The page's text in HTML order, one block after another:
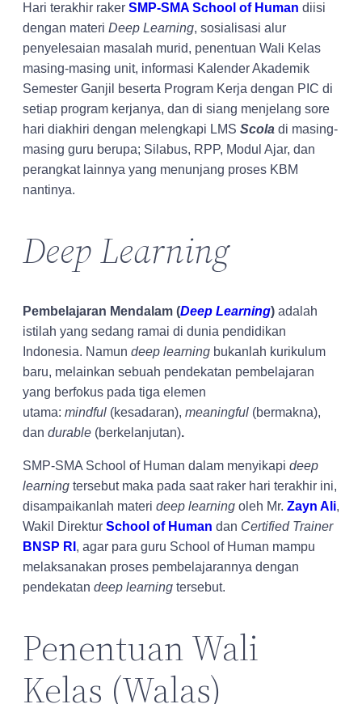
Hari terakhir raker SMP-SMA School of Human diisi
dengan materi Deep Learning, sosialisasi alur
penyelesaian masalah murid, penentuan Wali Kelas
masing-masing unit, informasi Kalender Akademik
Semester Ganjil beserta Program Kerja dengan PIC di
setiap program kerjanya, dan di siang menjelang sore
hari diakhiri dengan melengkapi LMS Scola di masing-
masing guru berupa; Silabus, RPP, Modul Ajar, dan
perangkat lainnya yang menunjang proses KBM
nantinya.
Deep Learning
Pembelajaran Mendalam (Deep Learning) adalah
istilah yang sedang ramai di dunia pendidikan
Indonesia. Namun deep learning bukanlah kurikulum
baru, melainkan sebuah pendekatan pembelajaran
yang berfokus pada tiga elemen
utama: mindful (kesadaran), meaningful (bermakna),
dan durable (berkelanjutan).
SMP-SMA School of Human dalam menyikapi deep
learning tersebut maka pada saat raker hari terakhir ini,
disampaikanlah materi deep learning oleh Mr. Zayn Ali,
Wakil Direktur School of Human dan Certified Trainer
BNSP RI , agar para guru School of Human mampu
melaksanakan proses pembelajarannya dengan
pendekatan deep learning tersebut.
Penentuan Wali
Kelas (Walas)